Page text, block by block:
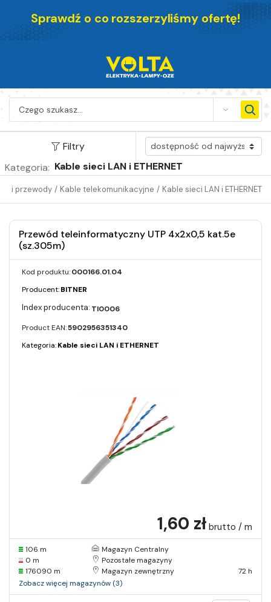
Sprawdź o co rozszerzyliśmy ofertę!
SEARCH
Filtry
Kategoria: Kable sieci LAN i ETHERNET
Kable sieci LAN i ETHERNET
/
Kable telekomunikacyjne
/
i przewody
Przewód teleinformatyczny UTP 4x2x0,5 kat.5e
(sz.305m)
Kod produktu:000166.01.04
Producent:BITNER
TI0006
Product EAN:5902956351340
Kategoria:Kable sieci LAN i ETHERNET
1,60 zł brutto / m
106 m
Magazyn Centralny
0 m
Pozostałe magazyny
176090 m
Magazyn zewnętrzny
72 h
Zobacz więcej magazynów (3)